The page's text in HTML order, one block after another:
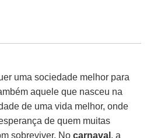
uma sociedade melhor para
aquele que nasceu na
de uma vida melhor, onde
de quem muitas
sobreviver. Nocarnaval , a